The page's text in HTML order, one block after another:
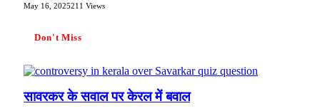
May 16, 2025211 Views
Don't Miss
सावरकर के सवाल पर केरल में बवाल